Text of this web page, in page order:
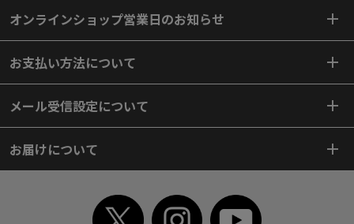
オンラインショップ営業日のお知らせ
お支払い方法について
メール受信設定について
お届けについて